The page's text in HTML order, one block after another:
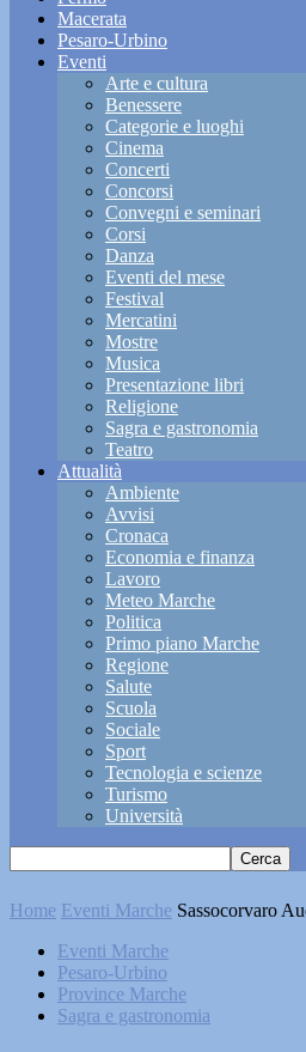
Macerata
Pesaro-Urbino
Eventi
Arte e cultura
Benessere
Categorie e luoghi
Cinema
Concerti
Concorsi
Convegni e seminari
Corsi
Danza
Eventi del mese
Festival
Mercatini
Mostre
Musica
Presentazione libri
Religione
Sagra e gastronomia
Teatro
Attualità
Ambiente
Avvisi
Cronaca
Economia e finanza
Lavoro
Meteo Marche
Politica
Primo piano Marche
Regione
Salute
Scuola
Sociale
Sport
Tecnologia e scienze
Turismo
Università
Home Eventi Marche Sassocorvaro
Eventi Marche
Pesaro-Urbino
Province Marche
Sagra e gastronomia